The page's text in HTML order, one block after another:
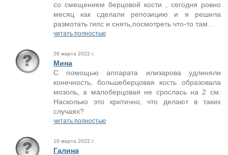
со смещением берцовой кости , сегодня ровно
месяц как сделали репозицию и я решила
размотать гипс и снять,посмотреть что-то там…
читать полностью
26 марта 2022 г.
Мина
С помощью аппарата илизарова удлиняли
конечность, большеберцовая кость образовала
мозоль, а малоберцовая не срослась на 2 см.
Насколько это критично, что делают в таких
случаях?
читать полностью
10 марта 2022 г.
Галина